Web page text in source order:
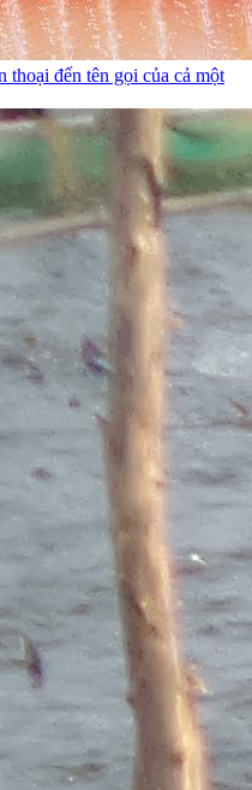
thoại đến tên gọi của cả một